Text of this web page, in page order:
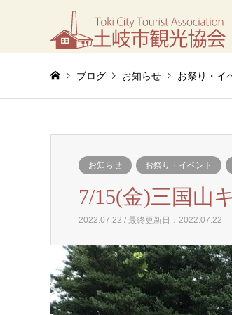
ブログ お知らせ お祭り・イ
お知らせ お祭り・イベント
7/15(金)三国山
2022.07.22 / 最終更新日：2022.07.22